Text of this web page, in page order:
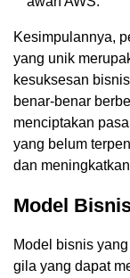
Kesimpulannya,
yang unik
kesuksesan
benar-benar
menciptakan
yang belum
dan
Model
Model bisnis
gila yang dapat